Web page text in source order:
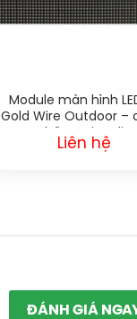
Module màn hình
Gold Wire Outdoor –
hãng Qiangli
Liên hệ
ĐÁNH GIÁ